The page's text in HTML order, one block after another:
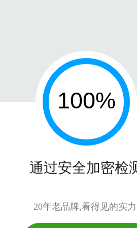
通过安全加密检
20年老品牌,看得见的实